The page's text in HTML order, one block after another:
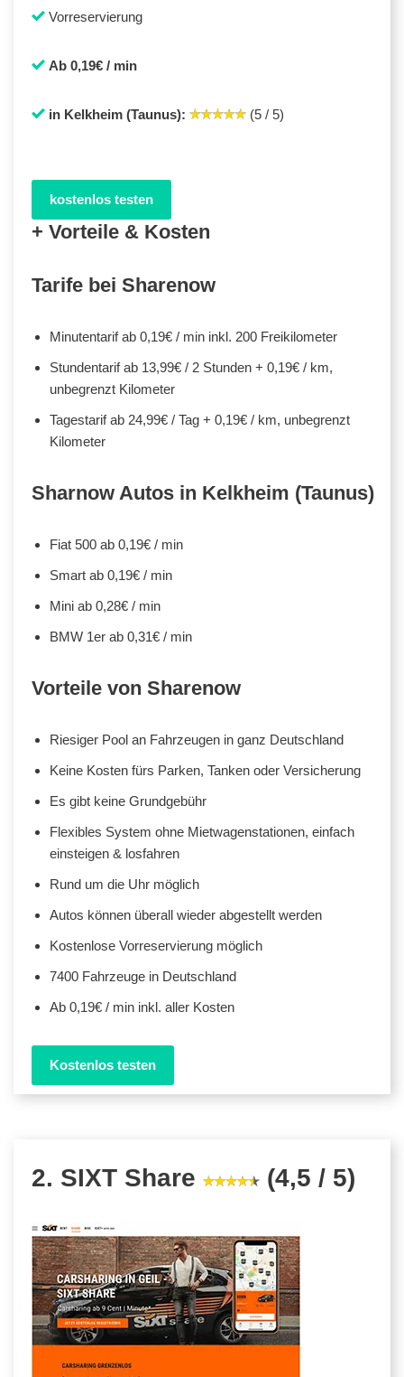
Vorreservierung
Ab 0,19€ / min
in Kelkheim (Taunus): (5 / 5)
kostenlos testen
+ Vorteile & Kosten
Tarife bei Sharenow
Minutentarif ab 0,19€ / min inkl. 200 Freikilometer
Stundentarif ab 13,99€ / 2 Stunden + 0,19€ / km,
unbegrenzt Kilometer
Tagestarif ab 24,99€ / Tag + 0,19€ / km, unbegrenzt
Kilometer
Sharnow Autos in Kelkheim (Taunus)
Fiat 500 ab 0,19€ / min
Smart ab 0,19€ / min
Mini ab 0,28€ / min
BMW 1er ab 0,31€ / min
Vorteile von Sharenow
Riesiger Pool an Fahrzeugen in ganz Deutschland
Keine Kosten fürs Parken, Tanken oder Versicherung
Es gibt keine Grundgebühr
Flexibles System ohne Mietwagenstationen, einfach
einsteigen & losfahren
Rund um die Uhr möglich
Autos können überall wieder abgestellt werden
Kostenlose Vorreservierung möglich
7400 Fahrzeuge in Deutschland
Ab 0,19€ / min inkl. aller Kosten
Kostenlos testen
2. SIXT Share (4,5 / 5)